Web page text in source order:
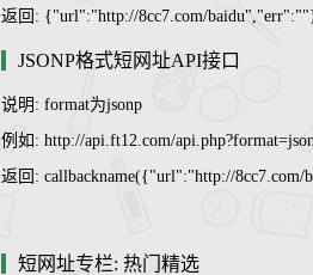
返回: {"url":"http://8cc7.com/
JSONP格式短网址API接口
说明: format为jsonp
例如: http://api.ft12.com/
返回: callbackname({"url":"http://
短网址专栏: 热门精选